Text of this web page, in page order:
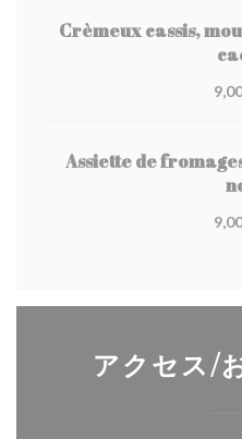
Crèmeux cassis,
Assiette de
アクセス/